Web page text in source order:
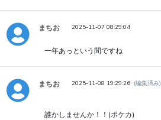
まちお 2025-11-07 08:29:04
一年あっという間ですね
まちお 2025-11-08 19:29:26 (編集済み)
誰かしませんか！！(ポケカ)